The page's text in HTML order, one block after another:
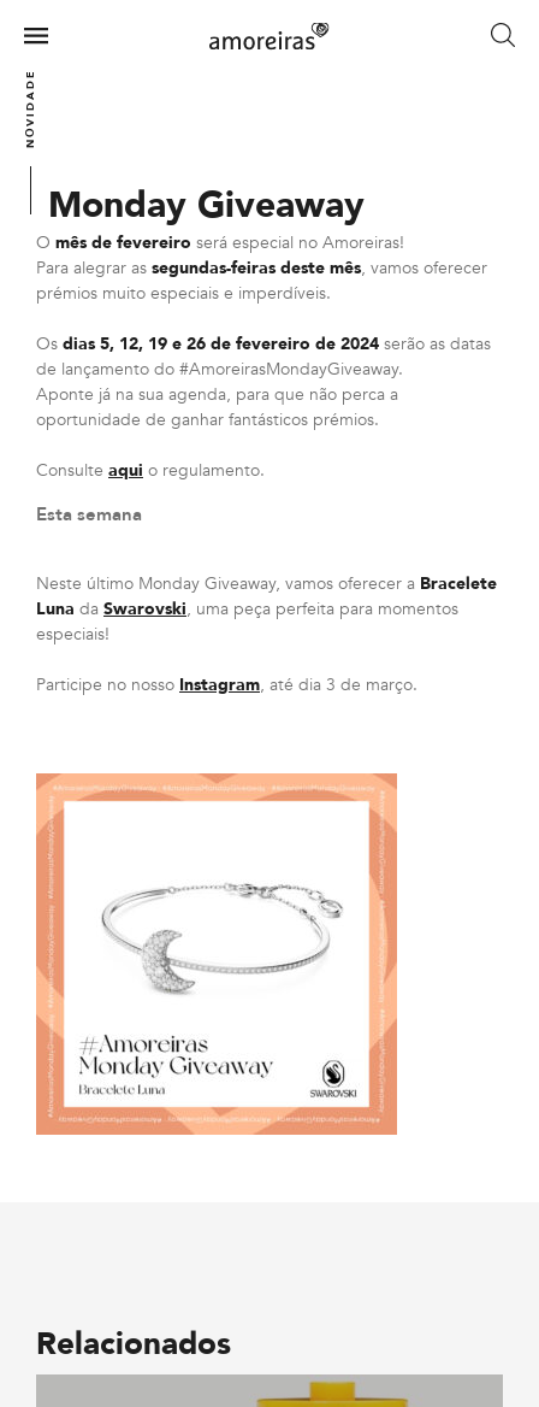
main
content
Menu
NOVIDADES
Monday Giveaway
O mês de fevereiro será especial no Amoreiras!
Para alegrar as segundas-feiras deste mês, vamos oferecer
prémios muito especiais e imperdíveis.
Os dias 5, 12, 19 e 26 de fevereiro de 2024 serão as datas
de lançamento do #AmoreirasMondayGiveaway.
Aponte já na sua agenda, para que não perca a
oportunidade de ganhar fantásticos prémios.
Consulte aqui o regulamento.
Esta semana
Neste último Monday Giveaway, vamos oferecer a Bracelete
Luna da Swarovski, uma peça perfeita para momentos
especiais!
Participe no nosso Instagram, até dia 3 de março.
Relacionados